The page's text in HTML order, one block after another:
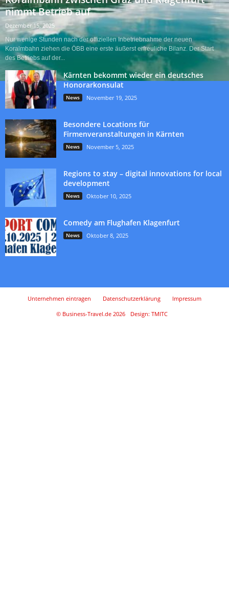
nimmt Betrieb auf
Dezember 15, 2025
Nur wenige Stunden nach der offiziellen Inbetriebnahme der neuen
Koralmbahn ziehen die ÖBB eine erste äußerst erfreuliche Bilanz. Der Start
des Betriebs auf der...
Kärnten bekommt wieder ein deutsches
Honorarkonsulat
News November 19, 2025
Besondere Locations für
Firmenveranstaltungen in Kärnten
News November 5, 2025
Regions to stay – digital innovations for local
development
News Oktober 10, 2025
Comedy am Flughafen Klagenfurt
News Oktober 8, 2025
Unternehmen eintragen Datenschutzerklärung
Impressum
© Business-Travel.de 2026
Design: TMITC